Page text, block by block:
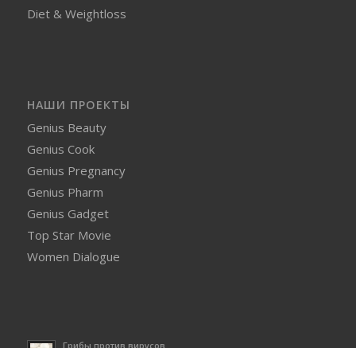
Diet & Weightloss
НАШИ ПРОЕКТЫ
Genius Beauty
Genius Cook
Genius Pregnancy
Genius Pharm
Genius Gadget
Top Star Movie
Women Dialogue
Грибы против вирусов